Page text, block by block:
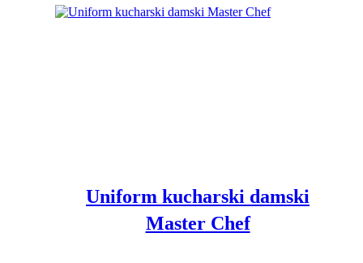
Uniform kucharski damski
Master Chef